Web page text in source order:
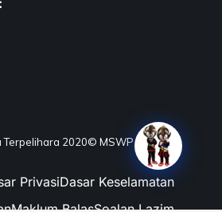
Terpelihara 2020© MSWP
PrivasiDasar Keselamatan
Maklum BalasSoalan Lazim